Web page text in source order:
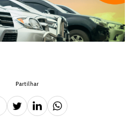
Partilhar